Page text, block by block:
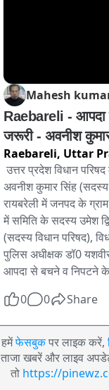
Mahesh
Raebareli - आपदा
जरूरी - अवनीश
Raebareli, Uttar
उत्तर प्रदेश विधान
अवनीश कुमार सिंह (सदस्य
रायबरेली में जनपद के
में समिति के सदस्य उमेश
(सदस्य विधान परिषद),
पुलिस अधीक्षक डॉ0
आपदा से बचने व निपटने
0
0 Share
हमेंफेसबुक पर लाइक करें,
ताजा खबरें और लाइव
तो https://